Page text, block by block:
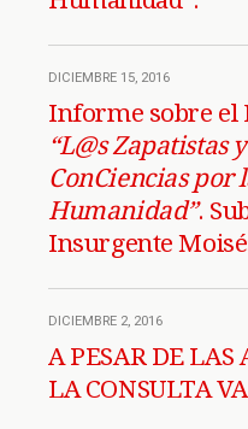
DICIEMBRE 15, 2016
Informe sobre el
“L@s Zapatistas
ConCiencias por
Humanidad”.
Insurgente
DICIEMBRE 2, 2016
A PESAR DE LAS
LA CONSULTA VA